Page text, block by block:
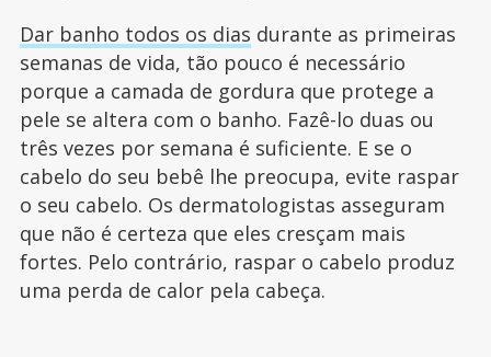
Dar banho todos os dias durante as primeiras
semanas de vida, tão pouco é necessário
porque a camada de gordura que protege a
pele se altera com o banho. Fazê-lo duas ou
três vezes por semana é suficiente. E se o
cabelo do seu bebê lhe preocupa, evite raspar
o seu cabelo. Os dermatologistas asseguram
que não é certeza que eles cresçam mais
fortes. Pelo contrário, raspar o cabelo produz
uma perda de calor pela cabeça.